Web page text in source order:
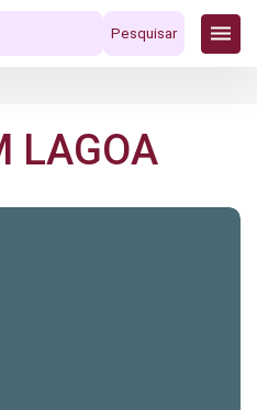
LAGOA